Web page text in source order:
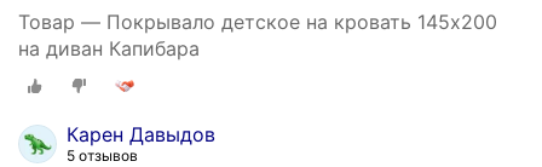
Товар — Покрывало детское на кровать 145х200
на диван Капибара
Карен Давыдов
5 отзывов